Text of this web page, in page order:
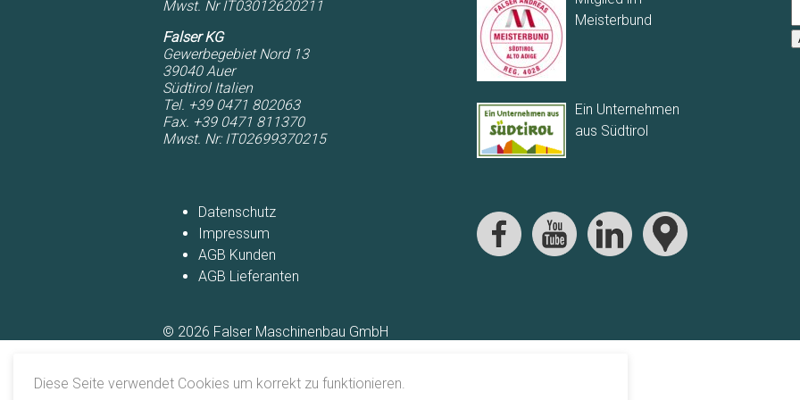
Mwst. Nr IT03012620211
Falser KG
Gewerbegebiet Nord 13
39040 Auer
Südtirol Italien
Tel. +39 0471 802063
Fax. +39 0471 811370
Mwst. Nr: IT02699370215
überspringen
Datenschutz
Impressum
AGB Kunden
AGB Lieferanten
Meisterbund
Ein Unternehmen
aus Südtirol
© 2026 Falser Maschinenbau GmbH
Diese Seite verwendet Cookies um korrekt zu funktionieren.